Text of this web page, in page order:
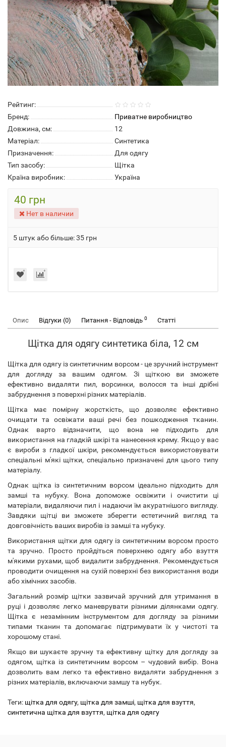
Рейтинг:
Бренд:
Приватне виробництво
Довжина, см:
12
Матеріал:
Синтетика
Призначення:
Для одягу
Тип засобу:
Щітка
Країна виробник:
Україна
40 грн
Нет в наличии
5 штук або більше: 35 грн
Опис Відгуки (0) Питання - Відповідь 0 Статті
Щітка для одягу синтетика біла, 12 см
Щітка для одягу із синтетичним ворсом - це зручний інструмент
для догляду за вашим одягом. Зі щіткою ви зможете
ефективно видаляти пил, ворсинки, волосся та інші дрібні
забруднення з поверхні різних матеріалів.
Щітка має помірну жорсткість, що дозволяє ефективно
очищати та освіжати ваші речі без пошкодження тканин.
Однак варто відзначити, що вона не підходить для
використання на гладкій шкірі та нанесення крему. Якщо у вас
є вироби з гладкої шкіри, рекомендується використовувати
спеціальні м'які щітки, спеціально призначені для цього типу
матеріалу.
Однак щітка із синтетичним ворсом ідеально підходить для
замші та нубуку. Вона допоможе освіжити і очистити ці
матеріали, видаляючи пил і надаючи їм акуратнішого вигляду.
Завдяки щітці ви зможете зберегти естетичний вигляд та
довговічність ваших виробів із замші та нубуку.
Використання щітки для одягу із синтетичним ворсом просто
та зручно. Просто пройдіться поверхнею одягу або взуття
м'якими рухами, щоб видалити забруднення. Рекомендується
проводити очищення на сухій поверхні без використання води
або хімічних засобів.
Загальний розмір щітки зазвичай зручний для утримання в
руці і дозволяє легко маневрувати різними ділянками одягу.
Щітка є незамінним інструментом для догляду за різними
типами тканин та допомагає підтримувати їх у чистоті та
хорошому стані.
Якщо ви шукаєте зручну та ефективну щітку для догляду за
одягом, щітка із синтетичним ворсом – чудовий вибір. Вона
дозволить вам легко та ефективно видаляти забруднення з
різних матеріалів, включаючи замшу та нубук.
Теги: щітка для одягу, щітка для замші, щітка для взуття,
синтетична щітка для взуття, щітка для одягу